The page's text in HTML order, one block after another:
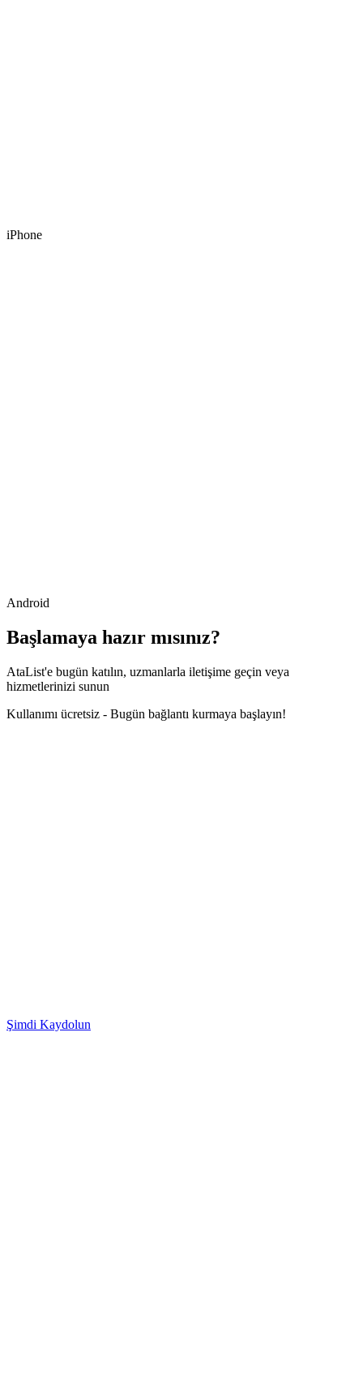
iPhone
Android
Başlamaya hazır mısınız?
AtaList'e bugün katılın, uzmanlarla iletişime geçin veya
hizmetlerinizi sunun
Kullanımı ücretsiz - Bugün bağlantı kurmaya başlayın!
Şimdi Kaydolun